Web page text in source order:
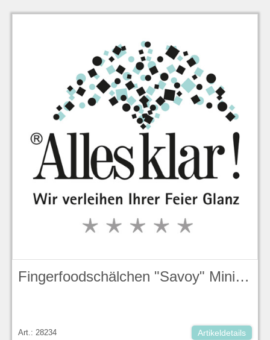
zu Warenkorb hinzugefügt.
Fingerfoodschälchen "Savoy" Mini - Pastateller, Ø 12 cm
Art.: 28234 Artikeldetails